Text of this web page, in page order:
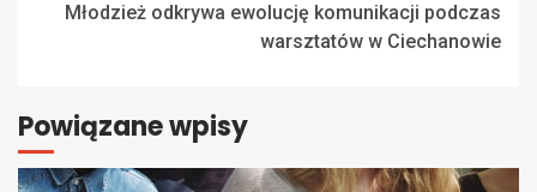
Młodzież odkrywa ewolucję komunikacji podczas
warsztatów w Ciechanowie
Powiązane wpisy